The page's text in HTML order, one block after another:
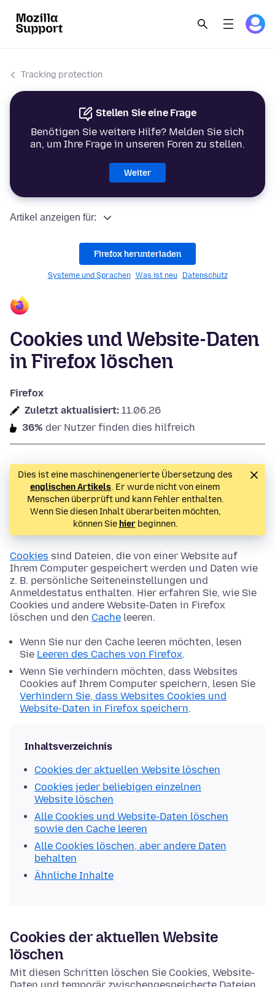
Tracking protection
Stellen Sie eine Frage
Benötigen Sie weitere Hilfe? Melden Sie sich
an, um Ihre Frage in unseren Foren zu stellen.
Weiter
Artikel anzeigen für:
Firefox herunterladen
Systeme und Sprachen Was ist neu Datenschutz
Cookies und Website-Daten
in Firefox löschen
Firefox
Zuletzt aktualisiert: 11.06.26
36% der Nutzer finden dies hilfreich
Dies ist eine maschinengenerierte Übersetzung des
englischen Artikels. Er wurde nicht von einem
Menschen überprüft und kann Fehler enthalten.
Wenn Sie diesen Inhalt überarbeiten möchten,
können Sie hierbeginnen.
Cookies sind Dateien, die von einer Website auf
Ihrem Computer gespeichert werden und Daten wie
z. B. persönliche Seiteneinstellungen und
Anmeldestatus enthalten. Hier erfahren Sie, wie Sie
Cookies und andere Website-Daten in Firefox
löschen und den Cache leeren.
Wenn Sie nur den Cache leeren möchten, lesen
Sie Leeren des Caches von Firefox.
Wenn Sie verhindern möchten, dass Websites
Cookies auf Ihrem Computer speichern, lesen Sie
Verhindern Sie, dass Websites Cookies und
Website-Daten in Firefox speichern.
Inhaltsverzeichnis
Cookies der aktuellen Website löschen
Cookies jeder beliebigen einzelnen
Website löschen
Alle Cookies und Website-Daten löschen
sowie den Cache leeren
Alle Cookies löschen, aber andere Daten
behalten
Ähnliche Inhalte
Cookies der aktuellen Website
löschen
Mit diesen Schritten löschen Sie Cookies, Website-